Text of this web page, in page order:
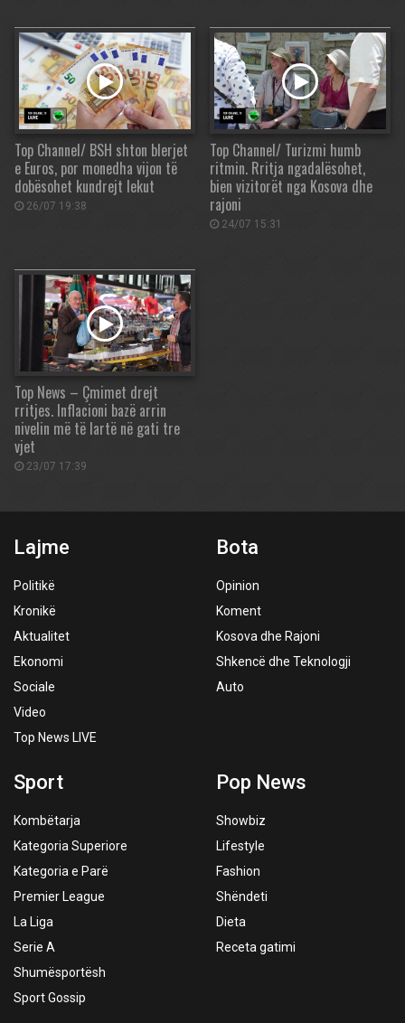
Top Channel/ BSH shton blerjet
e Euros, por monedha vijon të
dobësohet kundrejt lekut
26/07 19:38
Top Channel/ Turizmi humb
ritmin. Rritja ngadalësohet,
bien vizitorët nga Kosova dhe
rajoni
24/07 15:31
Top News – Çmimet drejt
rritjes. Inflacioni bazë arrin
nivelin më të lartë në gati tre
vjet
23/07 17:39
Lajme
Politikë
Kronikë
Aktualitet
Ekonomi
Sociale
Video
Top News LIVE
Bota
Opinion
Koment
Kosova dhe Rajoni
Shkencë dhe Teknologji
Auto
Sport
Kombëtarja
Kategoria Superiore
Kategoria e Parë
Premier League
La Liga
Serie A
Shumësportësh
Sport Gossip
Pop News
Showbiz
Lifestyle
Fashion
Shëndeti
Dieta
Receta gatimi